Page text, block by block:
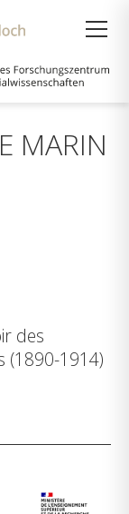
MARIN
des
(1890-1914)